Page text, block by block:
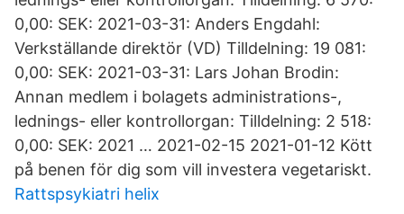
0,00: SEK: 2021-03-31: Anders Engdahl:
Verkställande direktör (VD) Tilldelning: 19 081:
0,00: SEK: 2021-03-31: Lars Johan Brodin:
Annan medlem i bolagets administrations-,
lednings- eller kontrollorgan: Tilldelning: 2 518:
0,00: SEK: 2021 … 2021-02-15 2021-01-12 Kött
på benen för dig som vill investera vegetariskt.
Rattspsykiatri helix